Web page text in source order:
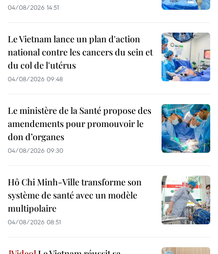
04/08/2026 14:51
Le Vietnam lance un plan d'action
national contre les cancers du sein et
du col de l'utérus
04/08/2026 09:48
Le ministère de la Santé propose des
amendements pour promouvoir le
don d’organes
04/08/2026 09:30
Hô Chi Minh-Ville transforme son
système de santé avec un modèle
multipolaire
04/08/2026 08:51